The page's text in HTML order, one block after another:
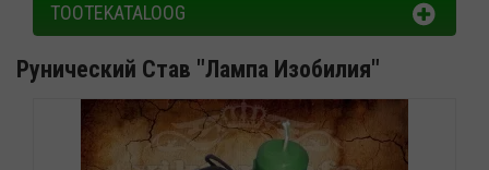
TOOTEKATALOOG
Рунический Став "Лампа Изобилия"